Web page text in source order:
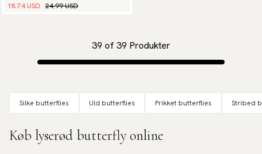
18.74 USD 24.99 USD
39 of39 Produkter
Silke butterflies Uld butterflies Prikket butterflies Stribed
Køb lyserød butterfly online